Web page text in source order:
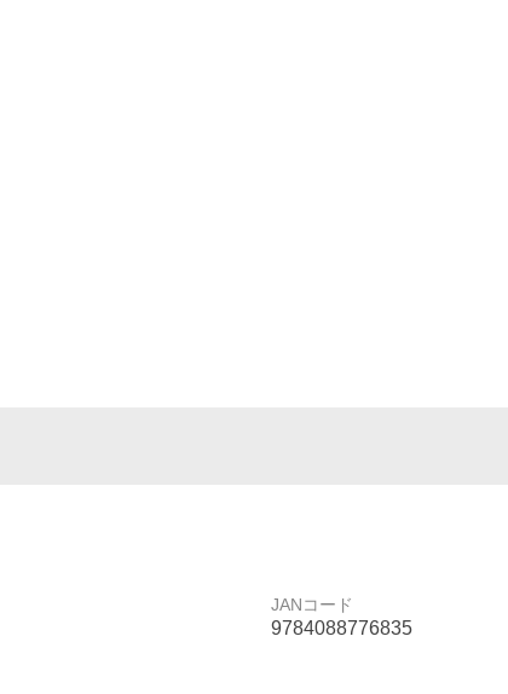
JANコード
9784088776835